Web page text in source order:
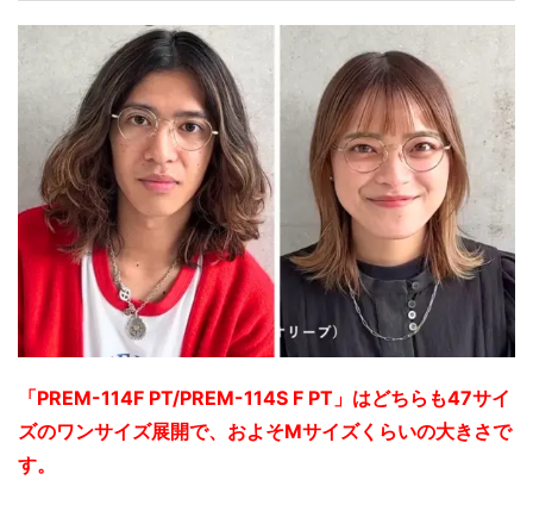
「PREM-114F PT/PREM-114S F PT」はどちらも47サイ
ズのワンサイズ展開で、およそMサイズくらいの大きさで
す。